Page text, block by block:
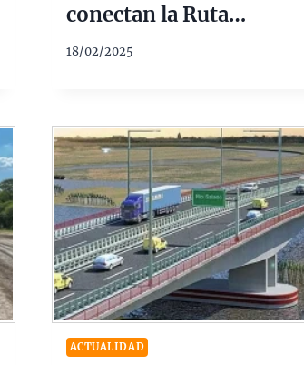
conectan la Ruta
Provincial N° 23 con la
18/02/2025
ACTUALIDAD